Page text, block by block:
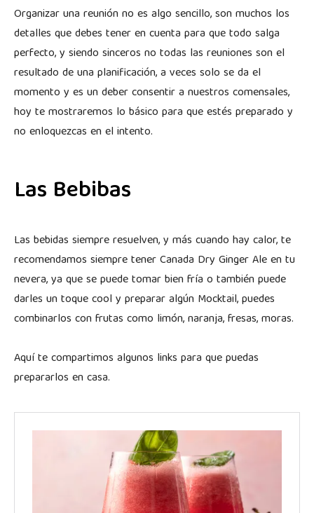
Organizar una reunión no es algo sencillo, son muchos los
detalles que debes tener en cuenta para que todo salga
perfecto, y siendo sinceros no todas las reuniones son el
resultado de una planificación, a veces solo se da el
momento y es un deber consentir a nuestros comensales,
hoy te mostraremos lo básico para que estés preparado y
no enloquezcas en el intento.
Las Bebibas
Las bebidas siempre resuelven, y más cuando hay calor, te
recomendamos siempre tener Canada Dry Ginger Ale en tu
nevera, ya que se puede tomar bien fría o también puede
darles un toque cool y preparar algún Mocktail, puedes
combinarlos con frutas como limón, naranja, fresas, moras.
Aquí te compartimos algunos links para que puedas
prepararlos en casa.